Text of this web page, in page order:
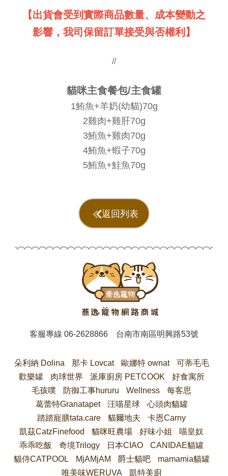
【出貨會受到實際商品數量、成本變動之
影響，我司保留訂單接受與否權利】
//
貓咪主食餐包/主食罐
1鮪魚+羊奶(幼貓)70g
2雞肉+雞肝70g
3鮪魚+雞肉70g
4鮪魚+蝦子70g
5鮪魚+鮭魚70g
返回列表
客服專線06-2628866 台南市南區明興路53號
朵利納 Dolina 那卡 Lovcat 歐娜特 ownat
可蒂毛毛
歡樂罐
肉球世界 派庫廚房 PETCOOK
好食寓所
毛孩噗
防御工事hururu Wellness
每客思
葛蕾特Granatapet
汪喵星球
心頭肉貓罐
踏踏寵膳tata.care
貓爾地夫
卡恩Carny
凱茲CatzFinefood
貓咪旺農場 好味小姐
喵皇奴
乖乖吃飯
奇境Trilogy 日本CIAO
CANIDAE貓罐
貓侍CATPOOL
MjAMjAM 爵士貓吧
mamamia貓罐
唯美味WERUVA
凱特美廚